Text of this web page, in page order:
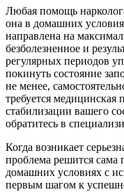
Любая помощь
она в домашних
направлена на
безболезненное и
регулярных периодов
покинуть состояние
не менее,
требуется
стабилизации вашего
обратитесь в
Когда возникает
проблема решится сама
домашних условиях с
первым шагом к